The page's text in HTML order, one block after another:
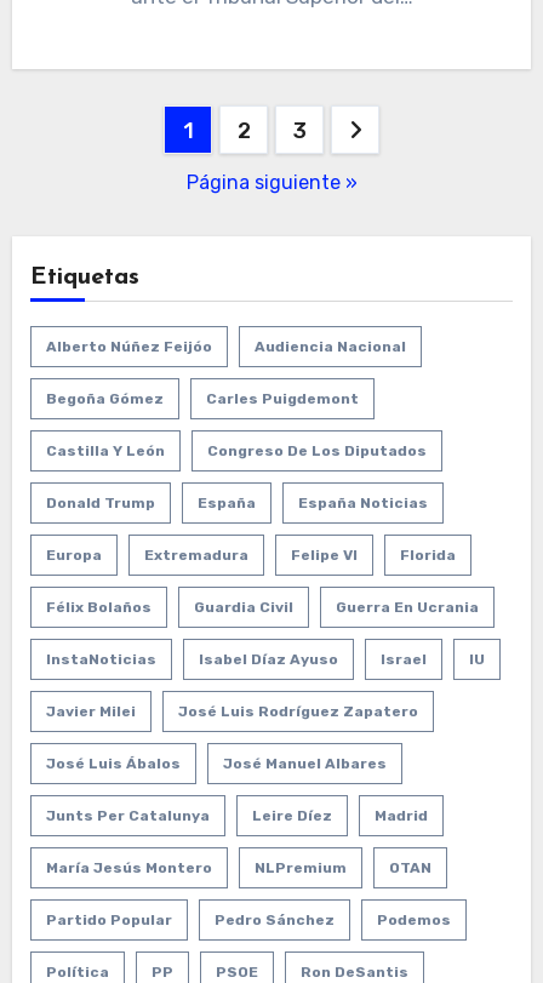
Paginación
1 2 3
Página siguiente »
Etiquetas
Alberto Núñez Feijóo Audiencia Nacional
Begoña Gómez Carles Puigdemont
Castilla Y León Congreso De Los Diputados
Donald Trump España España Noticias
Europa Extremadura Felipe VI Florida
Félix Bolaños Guardia Civil Guerra En Ucrania
InstaNoticias Isabel Díaz Ayuso Israel IU
Javier Milei José Luis Rodríguez Zapatero
José Luis Ábalos José Manuel Albares
Junts Per Catalunya Leire Díez Madrid
María Jesús Montero NLPremium OTAN
Partido Popular Pedro Sánchez Podemos
Política PP PSOE Ron DeSantis